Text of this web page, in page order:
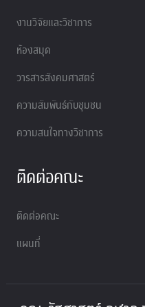
งานวิจัยและวิชาการ
ห้องสมุด
วารสารสังคมศาสตร์
ความสัมพันธ์กับชุมชน
ความสนใจทางวิชาการ
ติดต่อคณะ
ติดต่อคณะ
แผนที่